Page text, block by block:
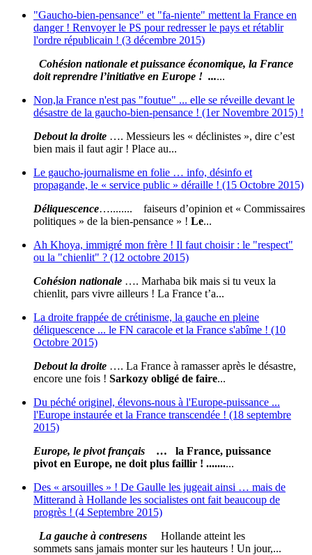
"Gaucho-bien-pensance" et "fa-niente" mettent la France en
danger ! Renvoyer le PS pour redresser le pays et rétablir
l'ordre républicain ! (3 décembre 2015)
Cohésion nationale et puissance économique, la France
doit reprendre l’initiative en Europe ! ......
Non,la France n'est pas "foutue" ... elle se réveille devant le
désastre de la gaucho-bien-pensance ! (1er Novembre 2015) !
Debout la droite …. Messieurs les « déclinistes », dire c’est
bien mais il faut agir ! Place au...
Le gaucho-journalisme en folie … info, désinfo et
propagande, le « service public » déraille ! (15 Octobre 2015)
Déliquescence…........ faiseurs d’opinion et « Commissaires
politiques » de la bien-pensance » ! Le...
Ah Khoya, immigré mon frère ! Il faut choisir : le "respect"
ou la "chienlit" ? (12 octobre 2015)
Cohésion nationale …. Marhaba bik mais si tu veux la
chienlit, pars vivre ailleurs ! La France t’a...
La droite frappée de crétinisme, la gauche en pleine
déliquescence ... le FN caracole et la France s'abîme ! (10
Octobre 2015)
Debout la droite …. La France à ramasser après le désastre,
encore une fois ! Sarkozy obligé de faire...
Du péché originel, élevons-nous à l'Europe-puissance ...
l'Europe instaurée et la France transcendée ! (18 septembre
2015)
Europe, le pivot français … la France, puissance
pivot en Europe, ne doit plus faillir ! ..........
Des « arsouilles » ! De Gaulle les jugeait ainsi … mais de
Mitterand à Hollande les socialistes ont fait beaucoup de
progrès ! (4 Septembre 2015)
La gauche à contresens Hollande atteint les
sommets sans jamais monter sur les hauteurs ! Un jour,...